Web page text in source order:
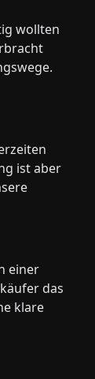
wollten
ist aber
einer
das
klare